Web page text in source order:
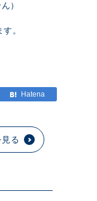
）
。
見る